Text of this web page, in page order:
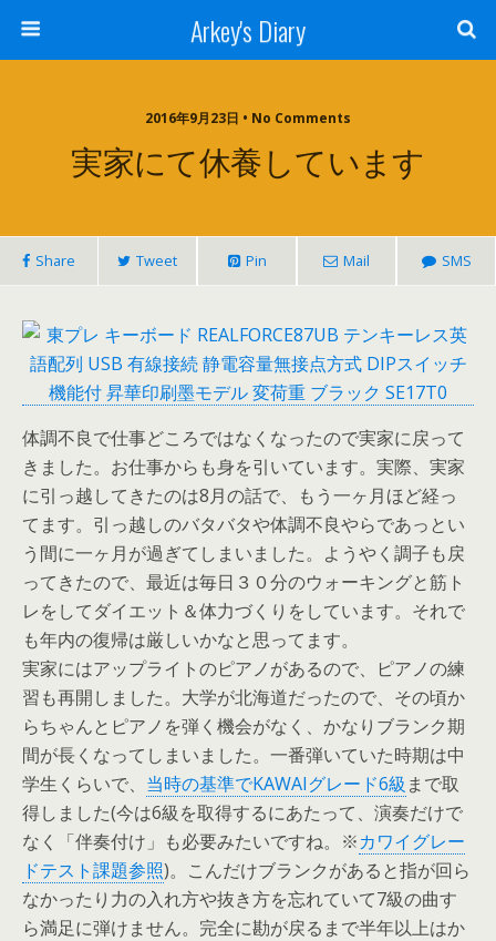
Arkey's Diary
2016年9月23日 • No Comments
実家にて休養しています
Share Tweet Pin Mail SMS
体調不良で仕事どころではなくなったので実家に戻って
きました。お仕事からも身を引いています。実際、実家
に引っ越してきたのは8月の話で、もう一ヶ月ほど経っ
てます。引っ越しのバタバタや体調不良やらであっとい
う間に一ヶ月が過ぎてしまいました。ようやく調子も戻
ってきたので、最近は毎日３０分のウォーキングと筋ト
レをしてダイエット＆体力づくりをしています。それで
も年内の復帰は厳しいかなと思ってます。
実家にはアップライトのピアノがあるので、ピアノの練
習も再開しました。大学が北海道だったので、その頃か
らちゃんとピアノを弾く機会がなく、かなりブランク期
間が長くなってしまいました。一番弾いていた時期は中
学生くらいで、 当時の基準でKAWAIグレード6級 まで取
得しました(今は6級を取得するにあたって、演奏だけで
なく「伴奏付け」も必要みたいですね。※カワイグレー
ドテスト課題参照)。こんだけブランクがあると指が回ら
なかったり力の入れ方や抜き方を忘れていて7級の曲す
ら満足に弾けません。完全に勘が戻るまで半年以上はか